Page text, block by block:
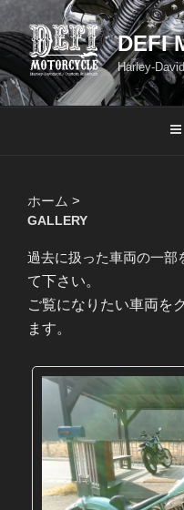
コ
ン
テ
ン
ツ
DEFI
Harley-
ホーム >
GALLERY
過去に扱った車両の一部
て下さい。
ご覧になりたい車両を
ます。